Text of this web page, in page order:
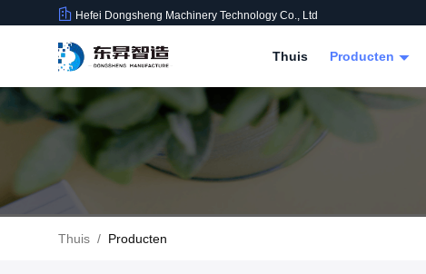
Hefei Dongsheng Machinery Technology Co., Ltd
Thuis Producten
Thuis / Producten